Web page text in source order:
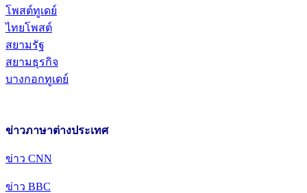
โพสต์ทูเดย์
ไทยโพสต์
สยามรัฐ
สยามธุรกิจ
บางกอกทูเดย์
ข่าวภาษาต่างประเทศ
ข่าว CNN
ข่าว BBC